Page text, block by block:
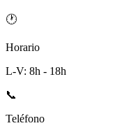
🕐
Horario
L-V: 8h - 18h
📞
Teléfono